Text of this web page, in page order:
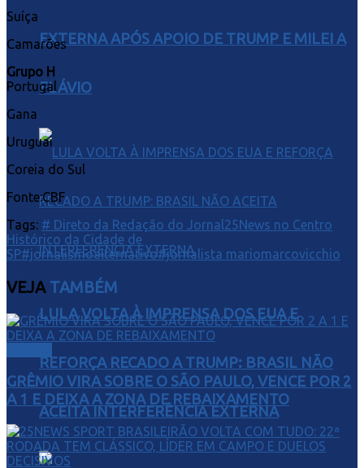
EXTERNA APÓS APOIO DE TRUMP E MILEI A
FLÁVIO
LULA VOLTA À IMPRENSA DOS EUA E
REFORÇA RECADO A TRUMP: BRASIL NÃO
ACEITA INTERFERÊNCIA EXTERNA
Suíça
Camarões
Grupo H
Portugal
Gana
Uruguai
Coreia do Sul
Fonte:CBF
Tags: # Direto da Redação do Jornal25News no Centro
Histórico da Cidade de
SP#jornalismoalternativo#jornalista mariomarcovicchio
VEJATAMBÉM
GRÊMIO VIRA SOBRE O SÃO PAULO, VENCE POR 2
A 1 E DEIXA A ZONA DE REBAIXAMENTO